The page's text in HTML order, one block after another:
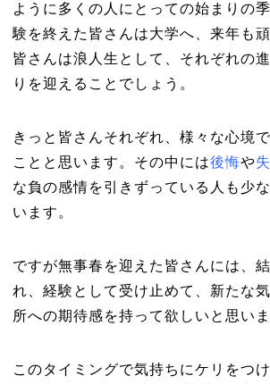
ように多くの人にとっての始まりの
験を終えた皆さんは大学へ、来年も
皆さんは浪人生として、それぞれの
りを迎えることでしょう。
きっと皆さんそれぞれ、様々な心境
ことと思います。その中には後悔や
な負の感情を引きずっている人も少
います。
ですが無事春を迎えた皆さんには、
れ、経験として受け止めて、新たな
所への期待感を持って欲しいと思いま
このタイミングで気持ちにケリをつ